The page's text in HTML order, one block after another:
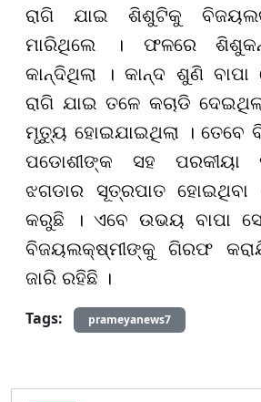
ରାଗି ଯାଇ ଶିଶୁଟିକୁ
ମାରିଥିଲେ । ଫଳରେ
କାନ୍ଦିଥିଲା । କାନ୍ଦ ଶୁଣି
ରାଗି ଯାଇ ତଳେ କଚାଡି
ମୃତ୍ୟୁ ହୋଇଯାଇଥିଲା ।
ପଡୋଶୀଙ୍କ ସହ ପରକୀୟା
ଝଗଡାର ସୂତ୍ରପାତ ହୋଇଥିବା
କରୁଛି । ଏବେ ଉଭୟ ବାପା
ବିଜୟଲକ୍ଷ୍ମୀଙ୍କୁ ଗିରଫ
ଜାରି ରହିଛି ।
Tags:
prameyanews7